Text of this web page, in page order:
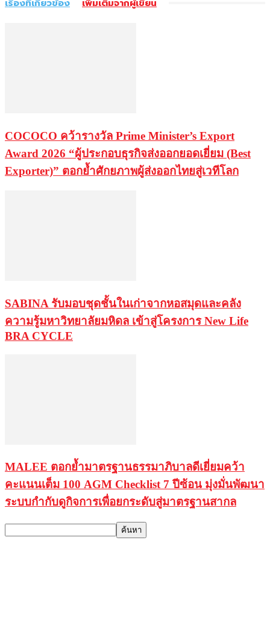
เรื่องที่เกี่ยวข้อง เพิ่มเติมจากผู้เขียน
COCOCO คว้ารางวัล Prime Minister’s Export
Award 2026 “ผู้ประกอบธุรกิจส่งออกยอดเยี่ยม (Best
Exporter)” ตอกย้ำศักยภาพผู้ส่งออกไทยสู่เวทีโลก
SABINA รับมอบชุดชั้นในเก่าจากหอสมุดและคลัง
ความรู้มหาวิทยาลัยมหิดล เข้าสู่โครงการ New Life
BRA CYCLE
MALEE ตอกย้ำมาตรฐานธรรมาภิบาลดีเยี่ยมคว้า
คะแนนเต็ม 100 AGM Checklist 7 ปีซ้อน มุ่งมั่นพัฒนา
ระบบกำกับดูกิจการเพื่อยกระดับสู่มาตรฐานสากล